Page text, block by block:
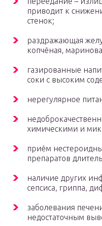
приводит к
стенок;
раздражающая
копчёная,
газированные
соки с высоким
нерегулярное
химическими и
приём
препаратов
наличие других
сепсиса, гриппа,
заболевания
недостаточным